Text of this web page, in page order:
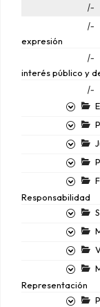
|-
|-
expresión
|-
interés público y
|-
Responsabilidad
Representación